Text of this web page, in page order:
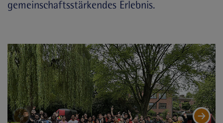
gemeinschaftsstärkendes Erlebnis.